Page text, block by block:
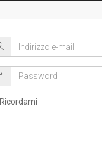
Ricordami